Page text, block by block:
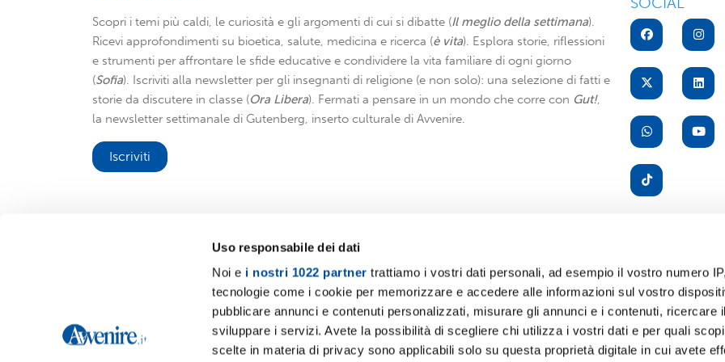
Uso responsabile dei dati
Noi e i nostri 1022 partner trattiamo i vostri dati personali, ad esempio il vostro numero
tecnologie come i cookie per memorizzare e accedere alle informazioni sul vostro
pubblicare annunci e contenuti personalizzati, misurare gli annunci e i contenuti, ricercare
sviluppare i servizi. Avete la possibilità di scegliere chi utilizza i vostri dati e per quali
scelte in materia di privacy sono applicabili solo su questa proprietà digitale in cui avete
Scopri i temi più caldi, le curiosità e gli argomenti di cui si dibatte (Il meglio della settimana).
Ricevi approfondimenti su bioetica, salute, medicina e ricerca (è vita). Esplora storie, riflessioni
e strumenti per affrontare le sfide educative e condividere la vita familiare di ogni giorno
(Sofia). Iscriviti alla newsletter per gli insegnanti di religione (e non solo): una selezione di fatti e
storie da discutere in classe (Ora Libera). Fermati a pensare in un mondo che corre con Gut!,
la newsletter settimanale di Gutenberg, inserto culturale di Avvenire.
Iscriviti